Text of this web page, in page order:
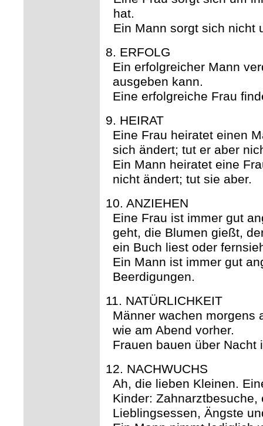
hat.
Ein Mann sorgt sich nicht
8. ERFOLG
Ein erfolgreicher Mann
ausgeben kann.
Eine erfolgreiche Frau
9. HEIRAT
Eine Frau heiratet einen
sich ändert; tut er aber
Ein Mann heiratet eine
nicht ändert; tut sie aber.
10. ANZIEHEN
Eine Frau ist immer gut
geht, die Blumen gießt,
ein Buch liest oder
Ein Mann ist immer gut
Beerdigungen.
11. NATÜRLICHKEIT
Männer wachen morgens
wie am Abend vorher.
Frauen bauen über Nacht
12. NACHWUCHS
Ah, die lieben Kleinen.
Kinder:
Lieblingsessen, Ängste